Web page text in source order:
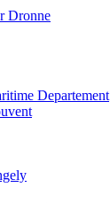
Dronne
Departement